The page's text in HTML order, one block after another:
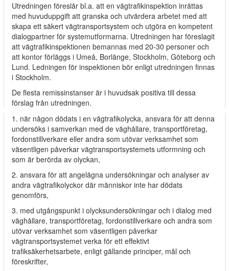
Utredningen föreslår bl.a. att en vägtrafikinspektion inrättas
med huvuduppgift att granska och utvärdera arbetet med att
skapa ett säkert vägtransportsystem och utgöra en kompetent
dialogpartner för systemutformarna. Utredningen har föreslagit
att vägtrafikinspektionen bemannas med 20-30 personer och
att kontor förläggs i Umeå, Borlänge, Stockholm, Göteborg och
Lund. Ledningen för inspektionen bör enligt utredningen finnas
i Stockholm.
De flesta remissinstanser är i huvudsak positiva till dessa
förslag från utredningen.
1. när någon dödats i en vägtrafikolycka, ansvara för att denna
undersöks i samverkan med de väghållare, transportföretag,
fordonstillverkare eller andra som utövar verksamhet som
väsentligen påverkar vägtransportsystemets utformning och
som är berörda av olyckan,
2. ansvara för att angelägna undersökningar och analyser av
andra vägtrafikolyckor där människor inte har dödats
genomförs,
3. med utgångspunkt i olycksundersökningar och i dialog med
väghållare, transportföretag, fordonstillverkare och andra som
utövar verksamhet som väsentligen påverkar
vägtransportsystemet verka för ett effektivt
trafiksäkerhetsarbete, enligt gällande principer, mål och
föreskrifter,